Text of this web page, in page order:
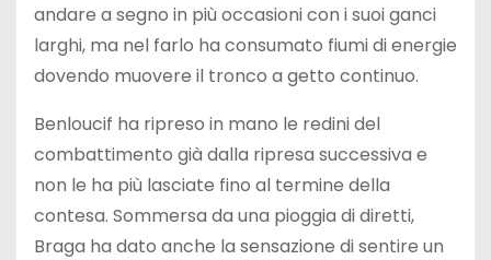
andare a segno in più occasioni con i suoi ganci
larghi, ma nel farlo ha consumato fiumi di energie
dovendo muovere il tronco a getto continuo.
Benloucif ha ripreso in mano le redini del
combattimento già dalla ripresa successiva e
non le ha più lasciate fino al termine della
contesa. Sommersa da una pioggia di diretti,
Braga ha dato anche la sensazione di sentire un